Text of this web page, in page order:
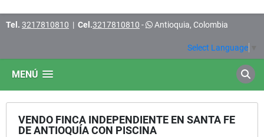
Tel. 3217810810 | Cel.3217810810 - Antioquia, Colombia
Select Language
MENÚ
VENDO FINCA INDEPENDIENTE EN SANTA FE
DE ANTIOQUÍA CON PISCINA